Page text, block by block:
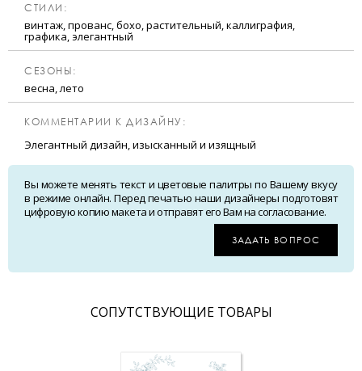
CТИЛИ:
винтаж, прованс, бохо, растительный, каллиграфия,
графика, элегантный
CЕЗОНЫ:
весна, лето
КОММЕНТАРИИ К ДИЗАЙНУ:
Элегантный дизайн, изысканный и изящный
Вы можете менять текст и цветовые палитры по Вашему вкусу
в режиме онлайн. Перед печатью наши дизайнеры подготовят
цифровую копию макета и отправят его Вам на согласование.
ЗАДАТЬ ВОПРОС
CОПУТСТВУЮЩИЕ ТОВАРЫ